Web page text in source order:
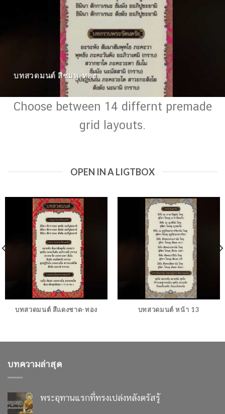
บทสวดมนต์ สีชมพู-ทอง
Choose between 14 differnt premade
grid layouts.
OPEN IN A LIGTBOX
บทสวดมนต์ สีแดงชาด-ทอง บทสวดมนต์ หน้า 13
บทความล่าสุด
พระอุทานแรกที่ทรงเปล่งหลังตรัสรู้